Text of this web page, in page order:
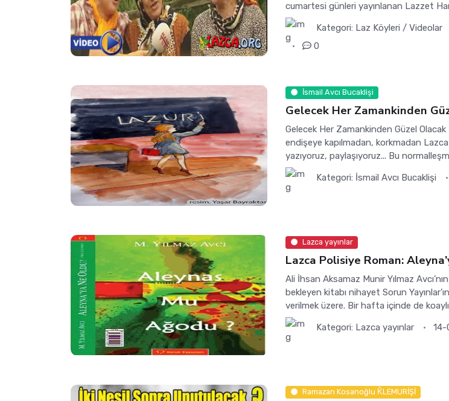
cumartesi günleri yayınlanan Lazzet
Kategori: Laz Köyleri / Videolar
0
İsmail Avcı Bucaklişi
Gelecek Her Zamankinden
Gelecek Her Zamankinden Güzel
endişeye kapılmadan, korkmadan
yazıyoruz, paylaşıyoruz... Bu
Kategori: İsmail Avcı Bucaklişi
Lazca yayınlar
Lazca Polisiye Roman:
Ali İhsan Aksamaz Munir Yılmaz Avcı’nın
bekleyen kitabı nihayet Sorun
verilmek üzere. Bir hafta içinde de
Kategori: Lazca yayınlar 14-
Ramazan Kosanoğlu ǨLEMURİŞİ